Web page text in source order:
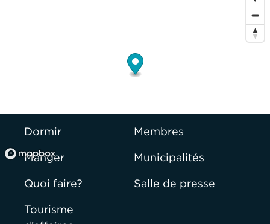
Dormir Membres
Manger Municipalités
Quoi faire? Salle de presse
Tourisme